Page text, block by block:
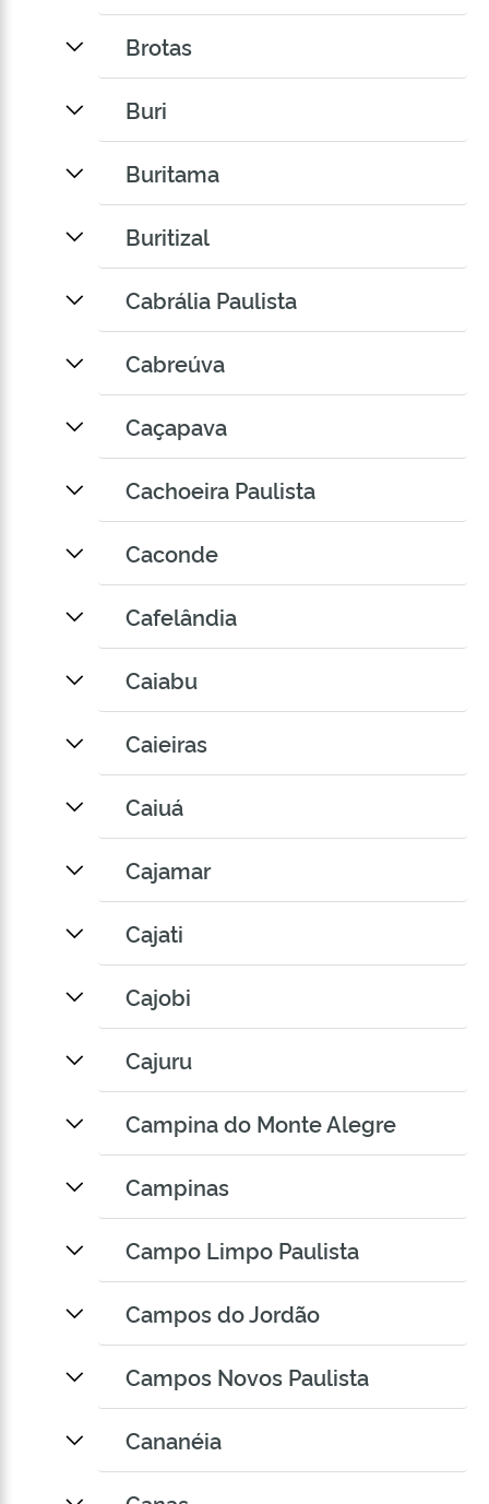
Brotas
Buri
Buritama
Buritizal
Cabrália Paulista
Cabreúva
Caçapava
Cachoeira Paulista
Caconde
Cafelândia
Caiabu
Caieiras
Caiuá
Cajamar
Cajati
Cajobi
Cajuru
Campina do Monte Alegre
Campinas
Campo Limpo Paulista
Campos do Jordão
Campos Novos Paulista
Cananéia